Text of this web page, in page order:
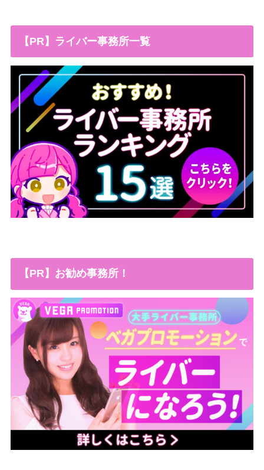
【PR】ライバー事務所一覧
【PR】お勧め事務所！